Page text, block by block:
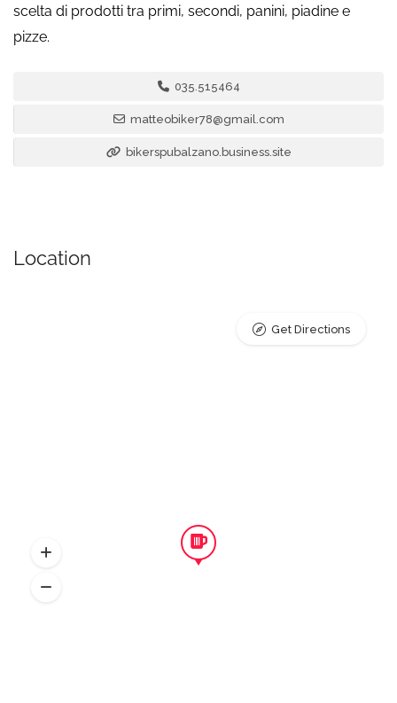
scelta di prodotti tra primi, secondi, panini, piadine e
pizze.
035.515464
matteobiker78@gmail.com
bikerspubalzano.business.site
Location
Get Directions